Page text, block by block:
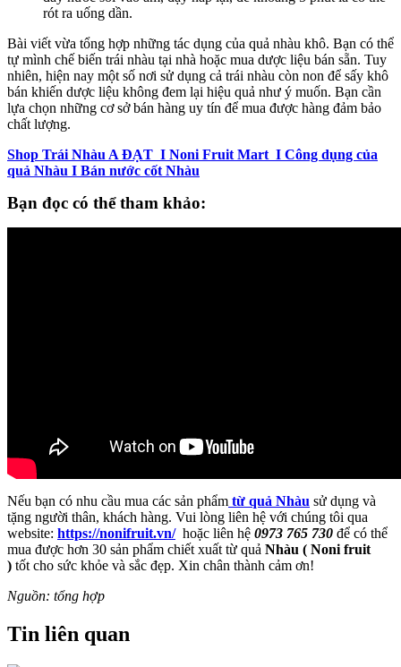
rót ra uống dần.
Bài viết vừa tổng hợp những tác dụng của quả nhàu khô. Bạn có thể
tự mình chế biến trái nhàu tại nhà hoặc mua dược liệu bán sẵn. Tuy
nhiên, hiện nay một số nơi sử dụng cả trái nhàu còn non để sấy khô
bán khiến dược liệu không đem lại hiệu quả như ý muốn. Bạn cần
lựa chọn những cơ sở bán hàng uy tín để mua được hàng đảm bảo
chất lượng.
Shop Trái Nhàu A ĐẠT I Noni Fruit Mart I Công dụng của
quả Nhàu I Bán nước cốt Nhàu
Bạn đọc có thể tham khảo:
Nếu bạn có nhu cầu mua các sản phẩm từ quả Nhàu sử dụng và
tặng người thân, khách hàng. Vui lòng liên hệ với chúng tôi qua
website: https://nonifruit.vn/hoặc liên hệ 0973 765 730 để có thể
mua được hơn 30 sản phẩm chiết xuất từ quả Nhàu ( Noni fruit
) tốt cho sức khỏe và sắc đẹp. Xin chân thành cảm ơn!
Nguồn: tổng hợp
Tin liên quan